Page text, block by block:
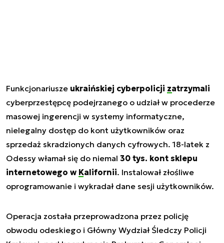
Funkcjonariusze ukraińskiej cyberpolicji zatrzymali
cyberprzestępcę podejrzanego o udział w procederze
masowej ingerencji w systemy informatyczne,
nielegalny dostęp do kont użytkowników oraz
sprzedaż skradzionych danych cyfrowych. 18-latek z
Odessy włamał się do niemal 30 tys. kont sklepu
internetowego w Kalifornii. Instalował złośliwe
oprogramowanie i wykradał dane sesji użytkowników.
Operacja została przeprowadzona przez policję
obwodu odeskiego i Główny Wydział Śledczy Policji